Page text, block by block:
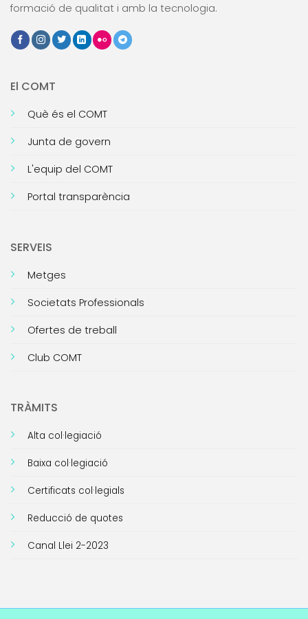
formació de qualitat i amb la tecnologia.
El COMT
Què és el COMT
Junta de govern
L'equip del COMT
Portal transparència
SERVEIS
Metges
Societats Professionals
Ofertes de treball
Club COMT
TRÀMITS
Alta col·legiació
Baixa col·legiació
Certificats col·legials
Reducció de quotes
Canal Llei 2-2023